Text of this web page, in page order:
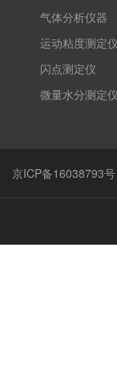
气体分析仪器
运动粘度测定
闪点测定仪
微量水分测定
京ICP备16038793号